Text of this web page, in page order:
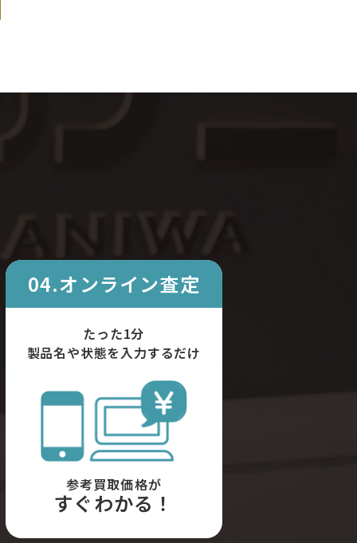
04.オンライン査定
たった1分
製品名や状態を入力するだけ
参考買取価格が
すぐわかる！